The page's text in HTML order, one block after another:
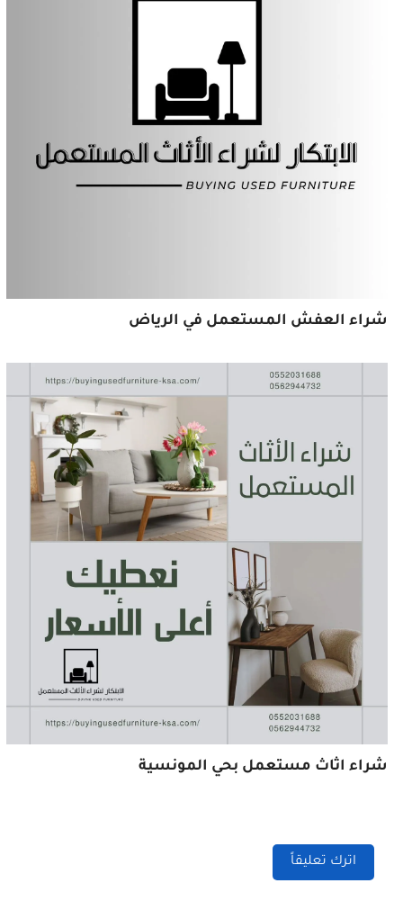
شراء العفش المستعمل في الرياض
شراء اثاث مستعمل بحي المونسية
اترك تعليقاً